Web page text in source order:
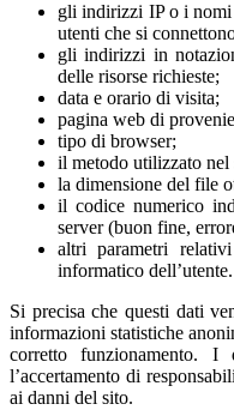
gli indirizzi IP o i
utenti che si
gli indirizzi in
delle risorse richieste;
data e orario di visita;
pagina web di
tipo di browser;
il metodo utilizzato nel
la dimensione del file
il codice numerico
server (buon fine,
altri parametri
informatico dell’utente.
Si precisa che questi dati
informazioni statistiche
corretto funzionamento. I
l’accertamento di
ai danni del sito.